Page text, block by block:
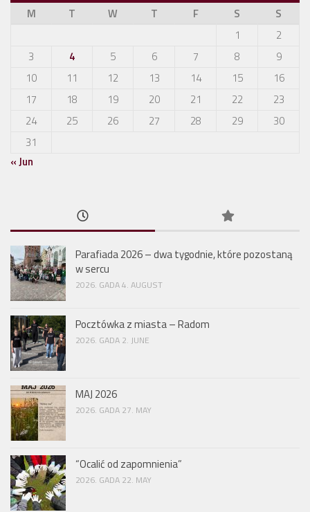
M
T W T F S
S
1
2
3
4 5 6 7 8
9
10
11 12 13 14 15
16
17
18 19 20 21 22
23
24
25 26 27 28 29
30
31
« Jun
Parafiada 2026 – dwa tygodnie, które pozostaną
w sercu
2026. GADA 4. AUGUST
Pocztówka z miasta – Radom
2026. GADA 2. JUNE
MAJ 2026
2026. GADA 27. MAY
“Ocalić od zapomnienia”
2026. GADA 22. MAY